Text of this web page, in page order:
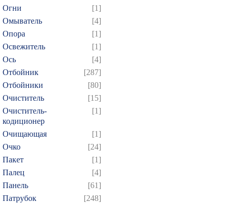
Огни
[1]
Омыватель
[4]
Опора
[1]
Освежитель
[1]
Ось
[4]
Отбойник
[287]
Отбойники
[80]
Очиститель
[15]
Очиститель-
кодиционер
[1]
Очищающая
[1]
Очко
[24]
Пакет
[1]
Палец
[4]
Панель
[61]
Патрубок
[248]